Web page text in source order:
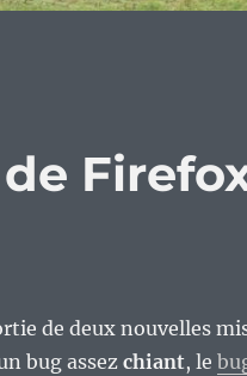
Firefox
de deux nouvelles
bug assez chiant, le